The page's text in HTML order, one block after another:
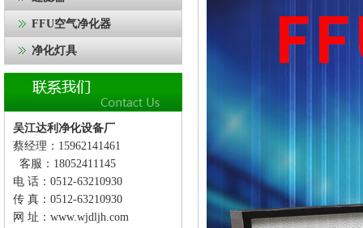
FFU空气净化器
净化灯具
吴江达利净化设备厂
蔡经理：15962141461
客服：18052411145
电 话：0512-63210930
传 真：0512-63210930
网 址： www.wjdljh.com